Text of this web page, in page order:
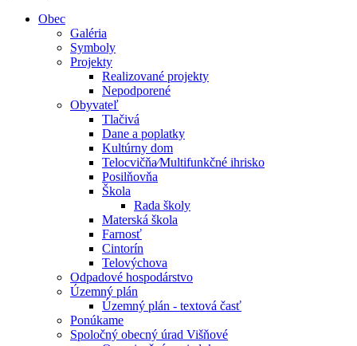
Obec
Galéria
Symboly
Projekty
Realizované projekty
Nepodporené
Obyvateľ
Tlačivá
Dane a poplatky
Kultúrny dom
Telocvičňa⁄Multifunkčné ihrisko
Posilňovňa
Škola
Rada školy
Materská škola
Farnosť
Cintorín
Telovýchova
Odpadové hospodárstvo
Územný plán
Územný plán - textová časť
Ponúkame
Spoločný obecný úrad Višňové